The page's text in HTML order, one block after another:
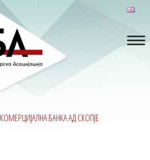
КОМЕРЦИЈАЛНА БАНКА АД СКОПЈЕ